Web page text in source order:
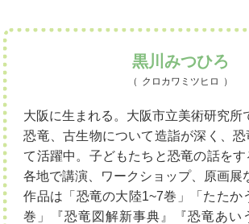
黒川みつひろ
クロカワミツヒロ
大阪に生まれる。大阪市立美術研究所
恐竜、古生物について造詣が深く、
て活躍中。子どもたちと恐竜の話をす
各地で講演、ワークショップ、原画展
作品は「恐竜の大陸1~7巻」「たたか
巻」『恐竜図解新事典』『恐竜あい